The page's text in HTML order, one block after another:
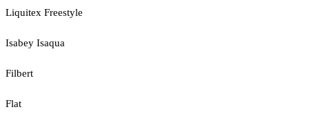
Liquitex Freestyle
Isabey Isaqua
Filbert
Flat